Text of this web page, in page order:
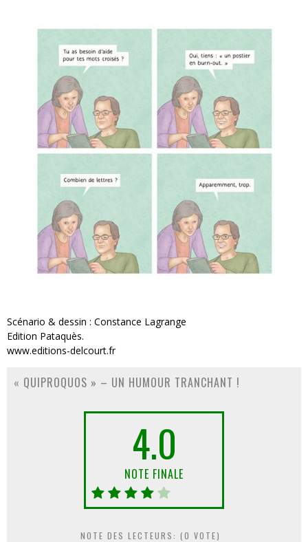
Scénario & dessin : Constance Lagrange
Edition Pataquès.
www.editions-delcourt.fr
« QUIPROQUOS » – UN HUMOUR TRANCHANT !
4.0
NOTE FINALE
NOTE DES LECTEURS: (0 VOTE)